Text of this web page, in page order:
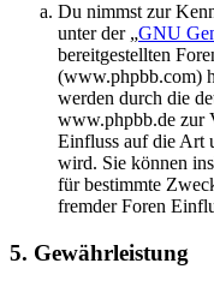
Du nimmst zur
unter der „GNU
bereitgestellten
(www.phpbb.com)
werden durch die
www.phpbb.de zur
Einfluss auf die Art
wird. Sie können
für bestimmte
fremder Foren
5. Gewährleistung